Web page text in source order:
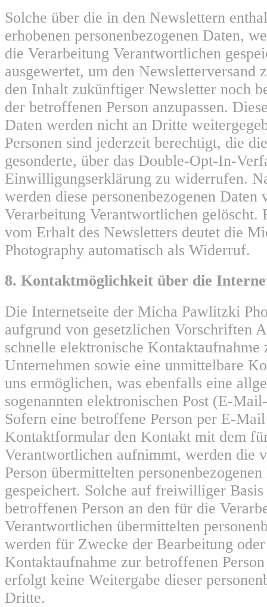
Solche über die in den Newslettern
erhobenen personenbezogenen Daten,
die Verarbeitung Verantwortlichen
ausgewertet, um den Newsletterversand
den Inhalt zukünftiger Newsletter noch
der betroffenen Person anzupassen.
Daten werden nicht an Dritte
Personen sind jederzeit berechtigt, die
gesonderte, über das Double-Opt-In-
Einwilligungserklärung zu widerrufen.
werden diese personenbezogenen Daten
Verarbeitung Verantwortlichen gelöscht.
vom Erhalt des Newsletters deutet die
Photography automatisch als Widerruf.
8. Kontaktmöglichkeit über die
Die Internetseite der Micha Pawlitzki
aufgrund von gesetzlichen Vorschriften
schnelle elektronische Kontaktaufnahme
Unternehmen sowie eine unmittelbare
uns ermöglichen, was ebenfalls eine
sogenannten elektronischen Post (E-
Sofern eine betroffene Person per E-
Kontaktformular den Kontakt mit dem
Verantwortlichen aufnimmt, werden die
Person übermittelten
gespeichert. Solche auf freiwilliger
betroffenen Person an den für die
Verantwortlichen übermittelten
werden für Zwecke der Bearbeitung
Kontaktaufnahme zur betroffenen
erfolgt keine Weitergabe dieser
Dritte.